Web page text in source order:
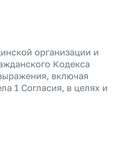
организации и
Кодекса
включая
1 Согласия, в целях и